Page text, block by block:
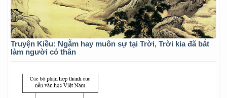
Truyện Kiều: Ngẫm hay muôn sự tại Trời, Trời kia đã bắt
làm người có thân